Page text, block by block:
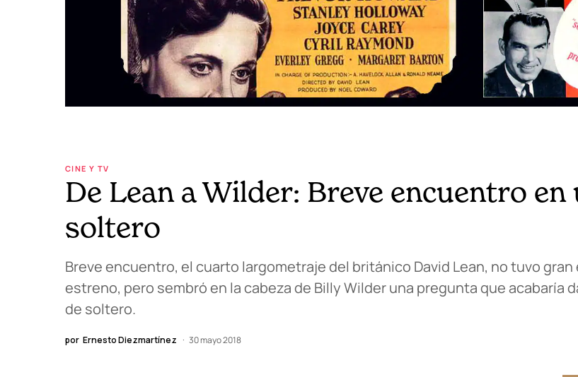
CINE Y TV
De Lean a Wilder: Breve encuentro en
soltero
Breve encuentro, el cuarto largometraje del británico David Lean, no tuvo
estreno, pero sembró en la cabeza de Billy Wilder una pregunta que acabaría
de soltero.
por Ernesto Diezmartínez 30 mayo 2018